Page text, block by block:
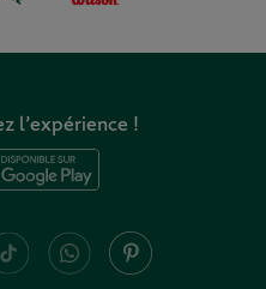
l’expérience !